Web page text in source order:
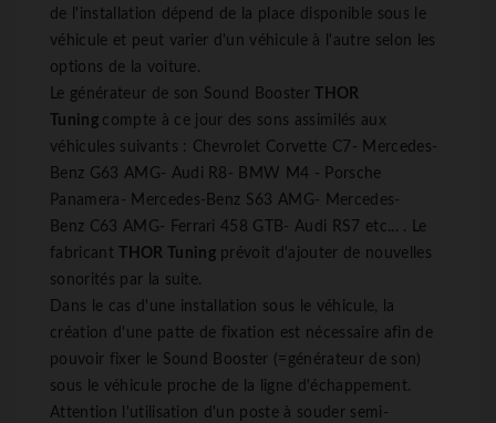
de l'installation dépend de la place disponible sous le
véhicule et peut varier d'un véhicule à l'autre selon les
options de la voiture.
Le générateur de son Sound Booster
THOR
Tuning compte à ce jour des sons assimilés aux
véhicules suivants : Chevrolet Corvette C7- Mercedes-
Benz G63 AMG- Audi R8- BMW M4 - Porsche
Panamera- Mercedes-Benz S63 AMG- Mercedes-
Benz C63 AMG- Ferrari 458 GTB- Audi RS7 etc... . Le
fabricant
THOR Tuningprévoit d'ajouter de nouvelles
sonorités par la suite.
Dans le cas d'une installation sous le véhicule, la
création d'une patte de fixation est nécessaire afin de
pouvoir fixer le Sound Booster (=générateur de son)
sous le véhicule proche de la ligne d'échappement.
Attention l'utilisation d'un poste à souder semi-